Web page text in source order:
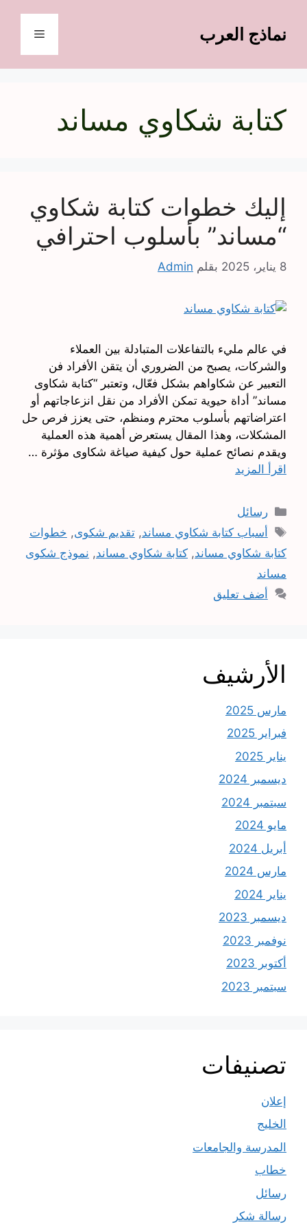
المحتوىنماذج العرب القائمة
كتابة شكاوي مساند
إليك خطوات كتابة شكاوي
“مساند” بأسلوب احترافي
8 يناير، 2025 بقلم Admin
في عالم مليء بالتفاعلات المتبادلة بين العملاء
والشركات، يصبح من الضروري أن يتقن الأفراد فن
التعبير عن شكاواهم بشكل فعّال، وتعتبر “كتابة شكاوى
مساند” أداة حيوية تمكن الأفراد من نقل انزعاجاتهم أو
اعتراضاتهم بأسلوب محترم ومنظم، حتى يعزز فرص حل
المشكلات، وهذا المقال يستعرض أهمية هذه العملية
ويقدم نصائح عملية حول كيفية صياغة شكاوى مؤثرة …
اقرأ المزيد
التصنيفات
رسائل
الوسوم
أسباب كتابة شكاوي مساند,تقديم شكوى, خطوات
كتابة شكاوي مساند, كتابة شكاوي مساند, نموذج شكوى
مساند
أضف تعليق
الأرشيف
مارس 2025
فبراير 2025
يناير 2025
ديسمبر 2024
سبتمبر 2024
مايو 2024
أبريل 2024
مارس 2024
يناير 2024
ديسمبر 2023
نوفمبر 2023
أكتوبر 2023
سبتمبر 2023
تصنيفات
إعلان
الخليج
المدرسة والجامعات
خطاب
رسائل
رسالة شكر